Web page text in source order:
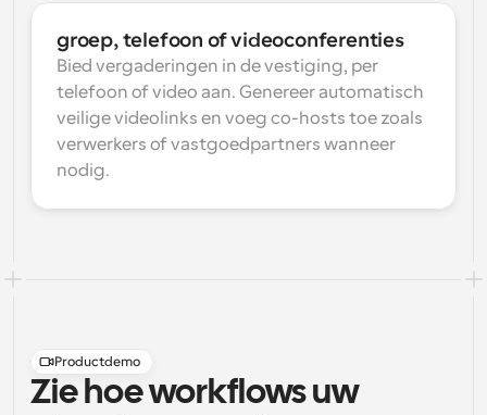
groep, telefoon of videoconferenties
Bied vergaderingen in de vestiging, per
telefoon of video aan. Genereer automatisch
veilige videolinks en voeg co-hosts toe zoals
verwerkers of vastgoedpartners wanneer
nodig.
Productdemo
Zie hoe workflows uw